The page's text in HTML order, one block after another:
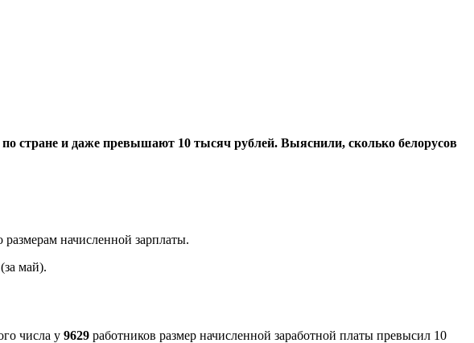
по стране и даже превышают 10 тысяч рублей. Выяснили, сколько белорусов
начисленной зарплаты.
май).
числа у 9629 работников размер начисленной заработной платы превысил 10